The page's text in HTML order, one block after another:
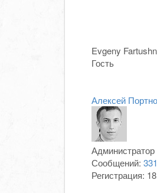
Evgeny
Гость
Алексей
Администратор
Сообщений:
Регистрация: